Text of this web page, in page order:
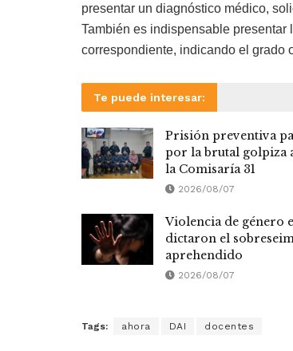
presentar un diagnóstico médico,
También es indispensable
correspondiente, indicando el grado
Te puede interesar:
Prisión preventiva
por la brutal golpiza
la Comisaría 31
2026/08/07
Violencia de género
dictaron el
aprehendido
2026/08/07
Tags: ahora DAI docentes